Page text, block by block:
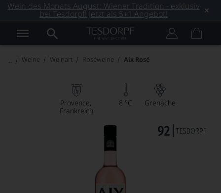
Wein des Monats August: Wiener Tradition - exklusiv
bei Tesdorpf! Jetzt als 5+1 Angebot!
Weine Weinart Roséweine Aix Rosé
Provence
Frankreich
8 °C Grenache